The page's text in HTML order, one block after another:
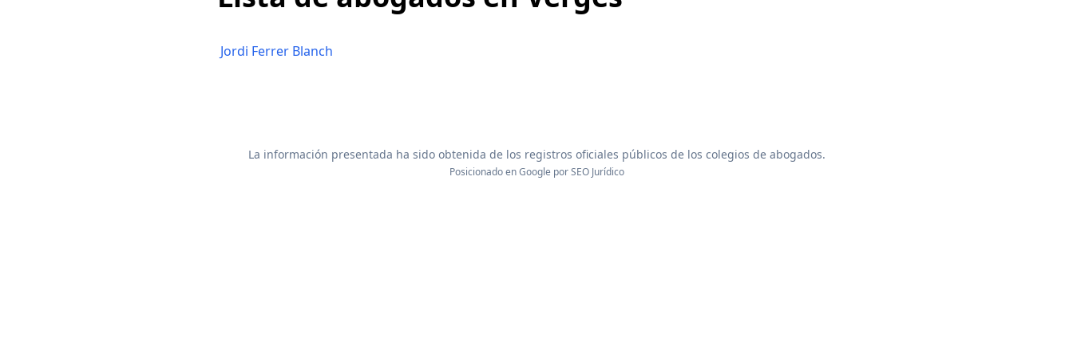
Jordi Ferrer Blanch
La información presentada ha sido obtenida de los registros oficiales públicos de los colegios de abogados.
Posicionado en Google porSEO Jurídico